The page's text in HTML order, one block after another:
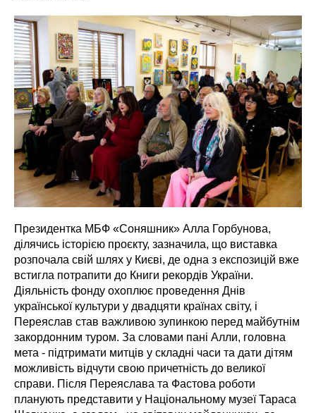
Президентка МБФ «Соняшник» Алла Горбунова,
ділячись історією проєкту, зазначила, що виставка
розпочала свій шлях у Києві, де одна з експозицій вже
встигла потрапити до Книги рекордів України.
Діяльність фонду охоплює проведення Днів
української культури у двадцяти країнах світу, і
Переяслав став важливою зупинкою перед майбутнім
закордонним туром. За словами пані Алли, головна
мета - підтримати митців у складні часи та дати дітям
можливість відчути свою причетність до великої
справи. Після Переяслава та Фастова роботи
планують представити у Національному музеї Тараса